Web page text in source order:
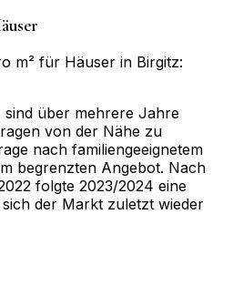
m² für Häuser in Birgitz:
sind über mehrere Jahre
von der Nähe zu
nach familiengeeignetem
begrenzten Angebot. Nach
folgte 2023/2024 eine
der Markt zuletzt wieder